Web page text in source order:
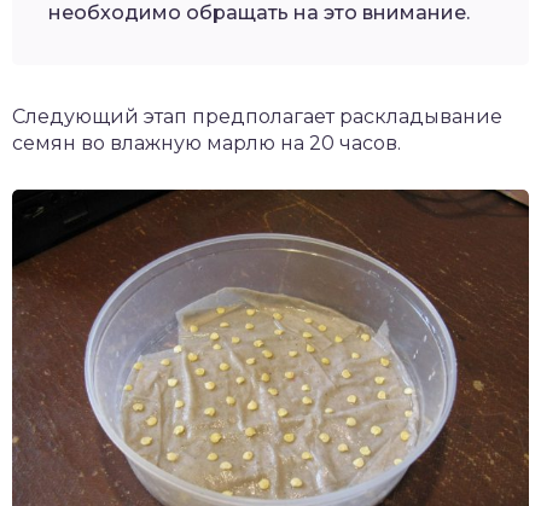
необходимо обращать на это внимание.
Следующий этап предполагает раскладывание
семян во влажную марлю на 20 часов.